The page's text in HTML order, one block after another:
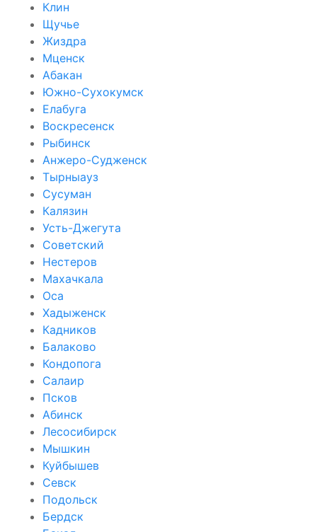
Клин
Щучье
Жиздра
Мценск
Абакан
Южно-Сухокумск
Елабуга
Воскресенск
Рыбинск
Анжеро-Судженск
Тырныауз
Сусуман
Калязин
Усть-Джегута
Советский
Нестеров
Махачкала
Оса
Хадыженск
Кадников
Балаково
Кондопога
Салаир
Псков
Абинск
Лесосибирск
Мышкин
Куйбышев
Севск
Подольск
Бердск